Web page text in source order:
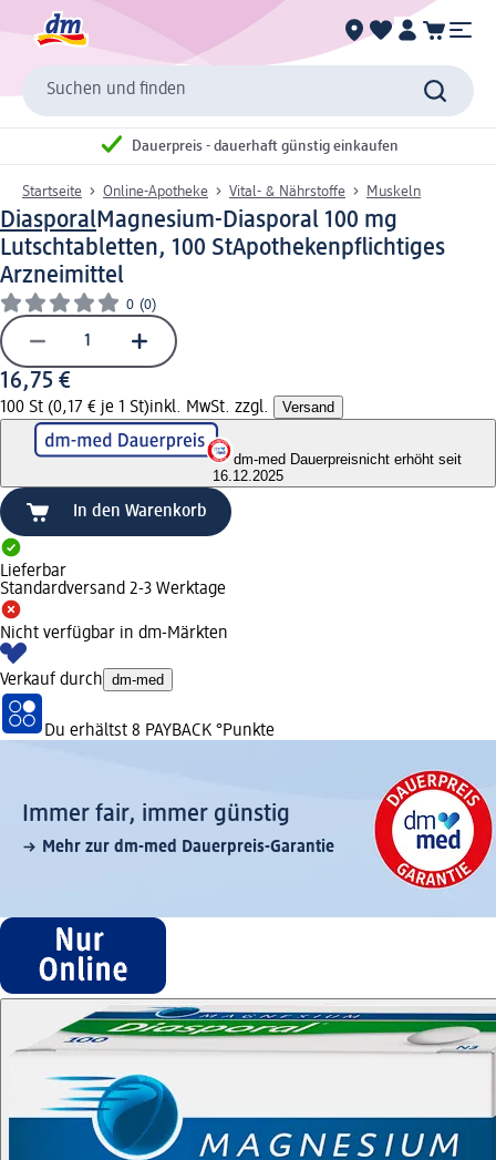
Suchen und finden
Dauerpreis - dauerhaft günstig einkaufen
Startseite Online-Apotheke Vital- & Nährstoffe Muskeln
DiasporalMagnesium-Diasporal 100 mg
Lutschtabletten, 100 StApothekenpflichtiges
Arzneimittel
0 (0)
16,75 €
100 St (0,17 € je 1 St)inkl. MwSt. zzgl. Versand
dm-med Dauerpreisnicht erhöht seit
16.12.2025
In den Warenkorb
Lieferbar
Standardversand 2-3 Werktage
Nicht verfügbar in dm-Märkten
Verkauf durch dm-med
Du erhältst 8 PAYBACK °Punkte
Immer fair,­ immer günstig
Mehr zur dm-med Dauerpreis-Garantie